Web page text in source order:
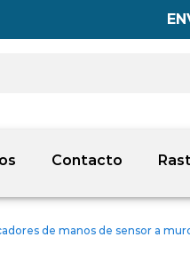
Contacto
de manos de sensor a